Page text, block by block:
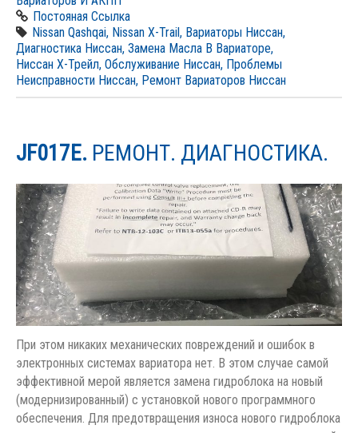
Постояная Ссылка
Nissan Qashqai, Nissan X-Trail, Вариаторы Ниссан,
Диагностика Ниссан, Замена Масла В Вариаторе,
Ниссан Х-Трейл, Обслуживание Ниссан, Проблемы
Неисправности Ниссан, Ремонт Вариаторов Ниссан
JF017E. РЕМОНТ. ДИАГНОСТИКА.
При этом никаких механических повреждений и ошибок в
электронных системах вариатора нет. В этом случае самой
эффективной мерой является замена гидроблока на новый
(модернизированный) с установкой нового программного
обеспечения. Для предотвращения износа нового гидроблока